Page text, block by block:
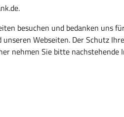
besuchen und bedanken uns
Webseiten. Der Schutz
nehmen Sie bitte